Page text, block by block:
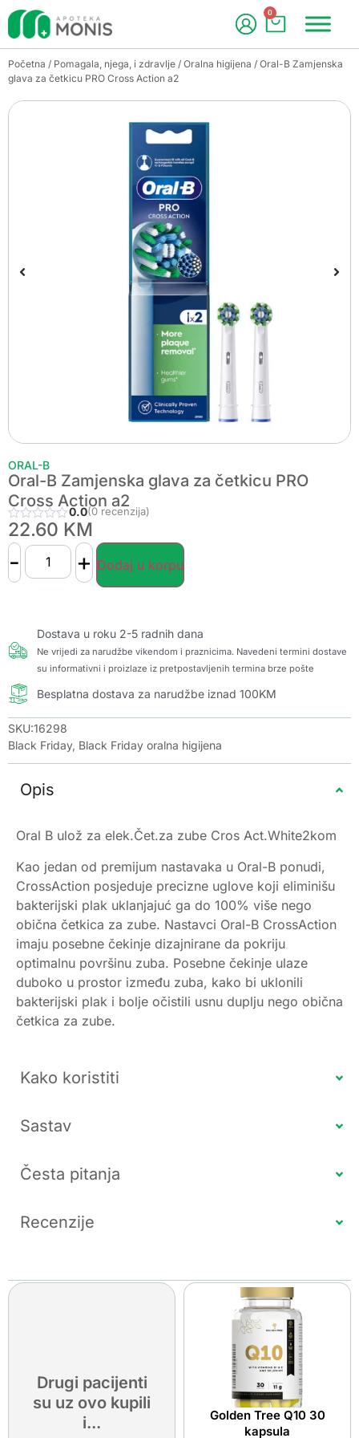
0
Početna / Pomagala, njega, i zdravlje / Oralna higijena / Oral-B Zamjenska
glava za četkicu PRO Cross Action a2
ORAL-B
Oral-B Zamjenska glava za četkicu PRO
Cross Action a2
0.0(0 recenzija)
22.60 KM
- + Dodaj u korpu
Dostava u roku 2-5 radnih dana
Ne vrijedi za narudžbe vikendom i praznicima. Navedeni termini dostave
su informativni i proizlaze iz pretpostavljenih termina brze pošte
Besplatna dostava za narudžbe iznad 100KM
SKU:16298
Black Friday, Black Friday oralna higijena
Opis
Oral B ulož za elek.Čet.za zube Cros Act.White2kom
Kao jedan od premijum nastavaka u Oral-B ponudi,
CrossAction posjeduje precizne uglove koji eliminišu
bakterijski plak uklanjajuć ga do 100% više nego
obična četkica za zube. Nastavci Oral-B CrossAction
imaju posebne čekinje dizajnirane da pokriju
optimalnu površinu zuba. Posebne čekinje ulaze
duboko u prostor između zuba, kako bi uklonili
bakterijski plak i bolje očistili usnu duplju nego obična
četkica za zube.
Kako koristiti
Sastav
Česta pitanja
Recenzije
Drugi pacijenti
su uz ovo kupili
i...
Golden Tree Q10 30
kapsula